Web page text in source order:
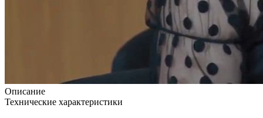
Описание
Технические характеристики